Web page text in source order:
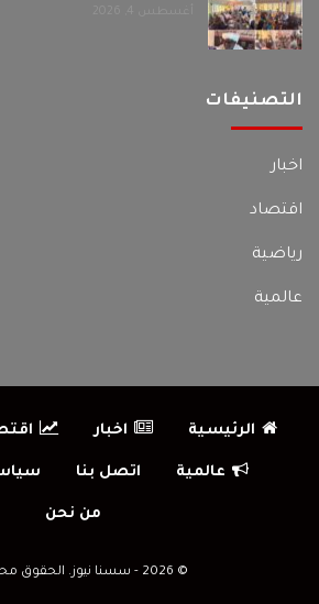
التصنيفات
اخبار
اقتصاد
رياضية
عالمية
الرئيسية اخبار
عالمية اتصل بنا
من نحن
© 2026 - سسنا نيوز. الحقوق محفوظة.